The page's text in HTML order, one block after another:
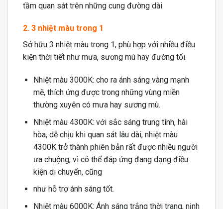
tầm quan sát trên những cung đường dài.
2. 3 nhiệt màu trong 1
Sở hữu 3 nhiệt màu trong 1, phù hợp với nhiều điều
kiện thời tiết như mưa, sương mù hay đường tối.
Nhiệt màu 3000K: cho ra ánh sáng vàng mạnh
mẽ, thích ứng được trong những vùng miền
thường xuyên có mưa hay sương mù.
Nhiệt màu 4300K: với sắc sáng trung tính, hài
hòa, dễ chịu khi quan sát lâu dài, nhiệt màu
4300K trở thành phiên bản rất được nhiều người
ưa chuộng, vì có thể đáp ứng đang dạng điều
kiện di chuyển, cũng
như hỗ trợ ánh sáng tốt.
Nhiệt màu 6000K: Ánh sáng trắng thời trang, nịnh